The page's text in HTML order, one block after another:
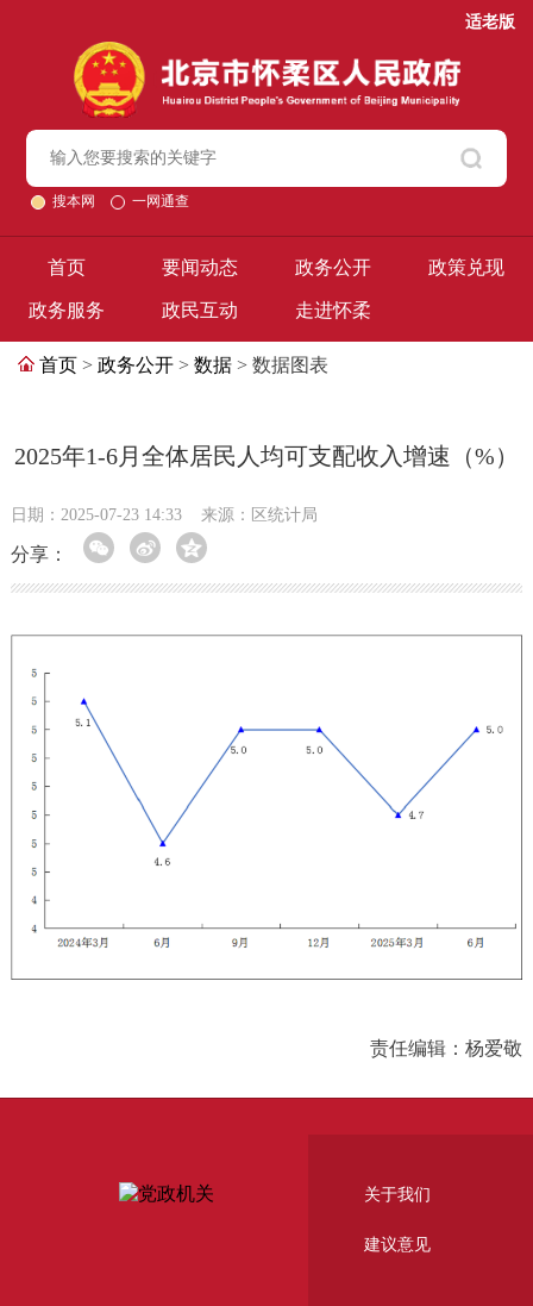
适老版
搜本网 一网通查
首页 要闻动态 政务公开 政策兑现
政务服务 政民互动 走进怀柔
首页 > 政务公开 > 数据 > 数据图表
2025年1-6月全体居民人均可支配收入增速（%）
日期：2025-07-23 14:33 来源：区统计局
分享：
责任编辑：杨爱敬
关于我们
建议意见